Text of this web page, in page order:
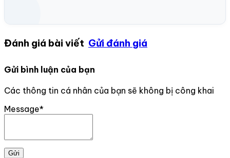
Đánh giá bài viết Gửi đánh giá
Gửi bình luận của bạn
Các thông tin cá nhân của bạn sẽ không bị công khai
Message*
Gửi